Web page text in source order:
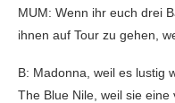
MUM: Wenn ihr euch drei
ihnen auf Tour zu gehen,
B: Madonna, weil es lustig
The Blue Nile, weil sie